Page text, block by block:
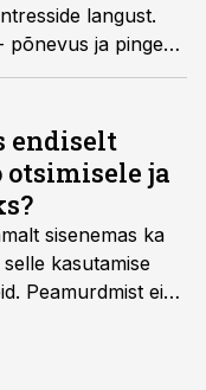
langust.
põnevus ja pinge
endiselt
ja
sisenemas ka
kasutamise
Peamurdmist ei